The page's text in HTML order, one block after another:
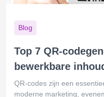
Blog
Top 7 QR-
bewerkbare
QR-codes zijn een
moderne marketing,